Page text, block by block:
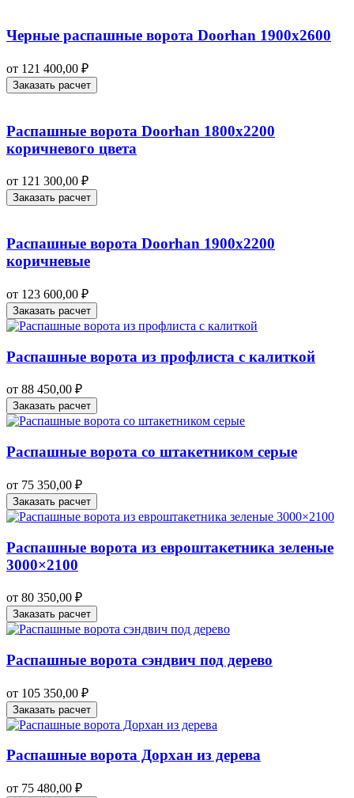
Черные распашные ворота Doorhan 1900х2600
от 121 400,00 ₽
Заказать расчет
Распашные ворота Doorhan 1800х2200
коричневого цвета
от 121 300,00 ₽
Заказать расчет
Распашные ворота Doorhan 1900х2200
коричневые
от 123 600,00 ₽
Заказать расчет
Распашные ворота из профлиста с калиткой
от 88 450,00 ₽
Заказать расчет
Распашные ворота со штакетником серые
от 75 350,00 ₽
Заказать расчет
Распашные ворота из евроштакетника зеленые
3000×2100
от 80 350,00 ₽
Заказать расчет
Распашные ворота сэндвич под дерево
от 105 350,00 ₽
Заказать расчет
Распашные ворота Дорхан из дерева
от 75 480,00 ₽